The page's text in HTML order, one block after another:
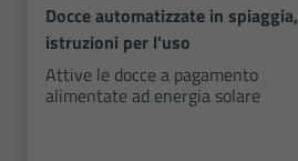
Docce automatizzate in spiaggia,
istruzioni per l'uso
Attive le docce a pagamento
alimentate ad energia solare